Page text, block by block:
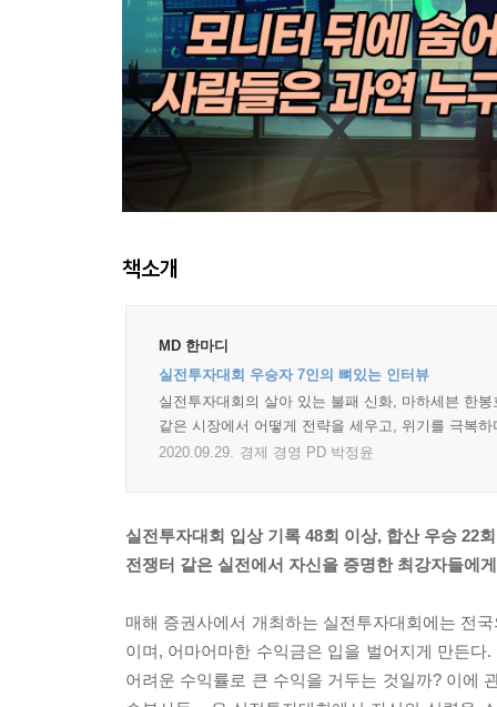
책소개
MD 한마디
실전투자대회 우승자 7인의 뼈있는 인터뷰
실전투자대회의 살아 있는 불패 신화, 마하세븐 한
같은 시장에서 어떻게 전략을 세우고, 위기를 극복
2020.09.29. 경제 경영 PD 박정윤
실전투자대회 입상 기록 48회 이상, 합산 우승 22
전쟁터 같은 실전에서 자신을 증명한 최강자들에
매해 증권사에서 개최하는 실전투자대회에는 전
이며, 어마어마한 수익금은 입을 벌어지게 만든
어려운 수익률로 큰 수익을 거두는 것일까? 이에